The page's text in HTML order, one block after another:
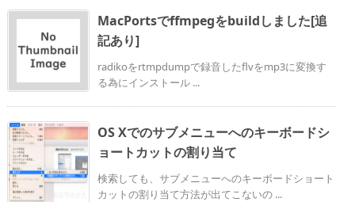
MacPortsでffmpegをbuildしました[追
記あり]
radikoをrtmpdumpで録音したflvをmp3に変換す
る為にインストール ...
OS Xでのサブメニューへのキーボードシ
ョートカットの割り当て
検索しても、サブメニューへのキーボードショート
カットの割り当て方法が出てこないの ...